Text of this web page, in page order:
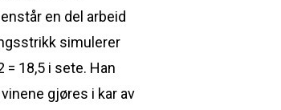
en del arbeid
simulerer
= 18,5 i sete. Han
gjøres i kar av